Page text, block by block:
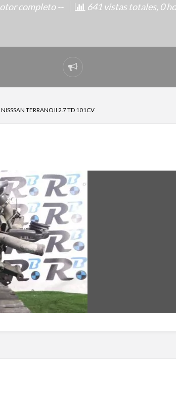
completo -- 641 vistas totales, 0
Reportar
problema
TERRANO II 2.7 TD 101CV